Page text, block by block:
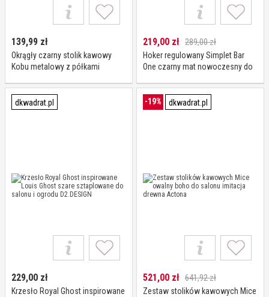
139,99 zł
Okrągły czarny stolik kawowy
Kobu metalowy z półkami
Atmosphera
219,00 zł 289,00 zł
Hoker regulowany Simplet Bar
One czarny mat nowoczesny do
dkwadrat.pl
229,00 zł
Krzesło Royal Ghost inspirowane
-19% dkwadrat.pl
521,00 zł 641,92 zł
Zestaw stolików kawowych Mice